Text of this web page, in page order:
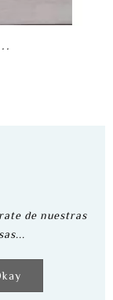
de nuestras